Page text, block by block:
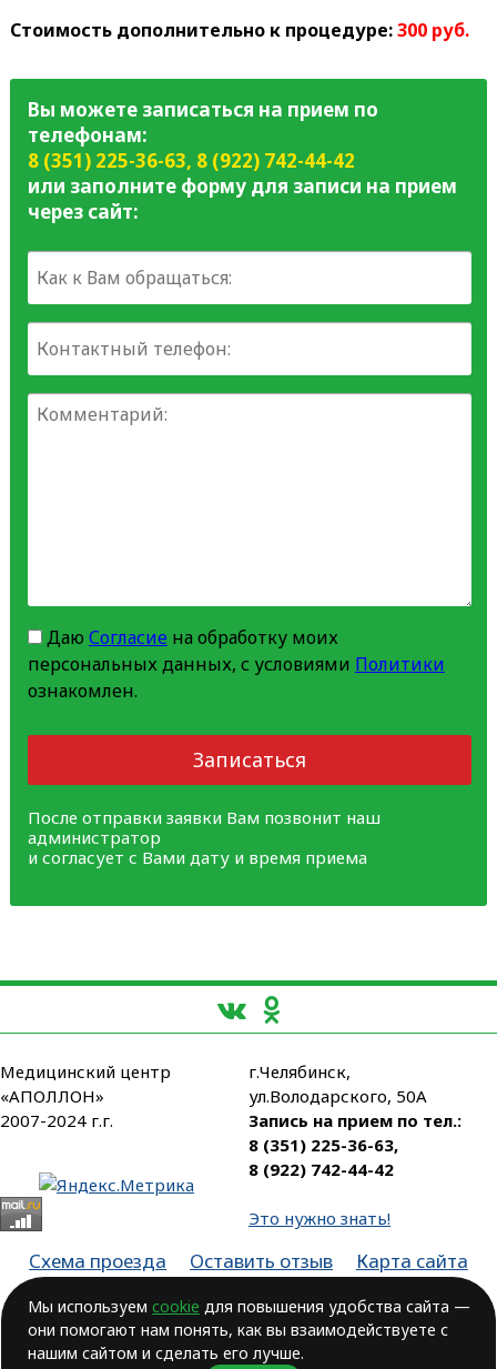
Стоимость дополнительно к процедуре:300 руб.
Вы можете записаться на прием по
телефонам:
8 (351) 225-36-63, 8 (922) 742-44-42
или заполните форму для записи на прием
через сайт:
Даю Согласиена обработку моих
персональных данных, с условиями Политики
ознакомлен.
Записаться
После отправки заявки Вам позвонит наш
администратор
и согласует с Вами дату и время приема
Медицинский центр
«АПОЛЛОН»
2007-2024 г.г.
г.Челябинск,
ул.Володарского, 50А
Запись на прием по тел.:
8 (351) 225-36-63,
8 (922) 742-44-42
Это нужно знать!
Схема проезда Оставить отзыв
Карта сайта
Лицензия № ЛО-74-01-003806, от 14.10.2016, выдана Министерством
здравоохранения Челябинской области
Мы используем cookie для повышения удобства сайта —
они помогают нам понять, как вы взаимодействуете с
нашим сайтом и сделать его лучше.